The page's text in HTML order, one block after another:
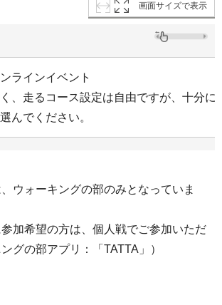
画面サイズで表示
ラインイベント
、走るコース設定は自由ですが、十分に
んでください。
ウォーキングの部のみとなっていま
加希望の方は、個人戦でご参加いただ
グの部アプリ：「TATTA」）